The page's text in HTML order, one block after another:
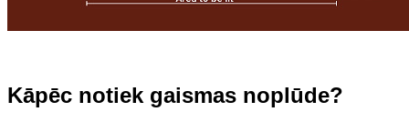
Kāpēc notiek gaismas noplūde?